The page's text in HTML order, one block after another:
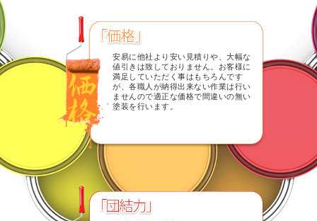
安易に他社より安い見積りや、大幅な
値引きは致しておりません。お客様に
満足していただく事はもちろんです
が、各職人が納得出来ない作業は行い
ませんので適正な価格で間違いの無い
塗装を行います。